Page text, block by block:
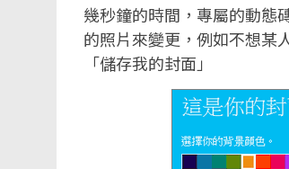
幾秒鐘的時間，專屬的動態
的照片來變更，例如不想某
「儲存我的封面」